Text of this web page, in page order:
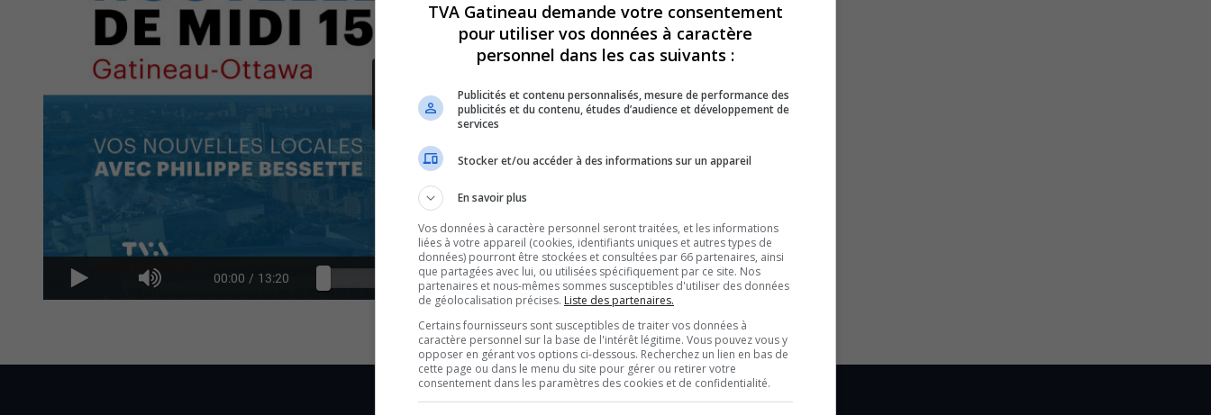
00:00 / 13:20
TVA Gatineau demande votre consentement
pour utiliser vos données à caractère
personnel dans les cas suivants :
Publicités et contenu personnalisés, mesure de performance des
publicités et du contenu, études d’audience et développement de
services
Stocker et/ou accéder à des informations sur un appareil
En savoir plus
Vos données à caractère personnel seront traitées, et les informations
liées à votre appareil (cookies, identifiants uniques et autres types de
données) pourront être stockées et consultées par 66 partenaires, ainsi
que partagées avec lui, ou utilisées spécifiquement par ce site. Nos
partenaires et nous-mêmes sommes susceptibles d'utiliser des données
de géolocalisation précises. Liste des partenaires.
Certains fournisseurs sont susceptibles de traiter vos données à
caractère personnel sur la base de l'intérêt légitime. Vous pouvez vous y
opposer en gérant vos options ci-dessous. Recherchez un lien en bas de
cette page ou dans le menu du site pour gérer ou retirer votre
consentement dans les paramètres des cookies et de confidentialité.